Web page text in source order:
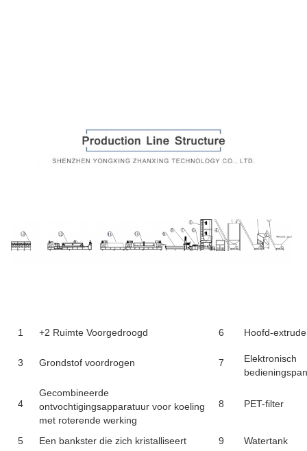
1 +2 Ruimte Voorgedroogd 6 Hoofd-
3 Grondstof voordrogen 7
Elektronisch
4
Gecombineerde
ontvochtigingsapparatuur voor koeling
met roterende werking
8 PET-filter
5 Een bankster die zich kristalliseert 9 Watertank